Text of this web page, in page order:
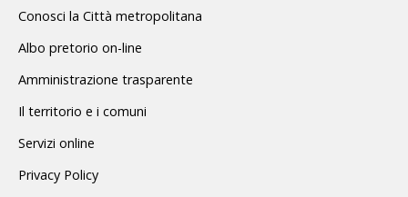
Conosci la Città metropolitana
Albo pretorio on-line
Amministrazione trasparente
Il territorio e i comuni
Servizi online
Privacy Policy